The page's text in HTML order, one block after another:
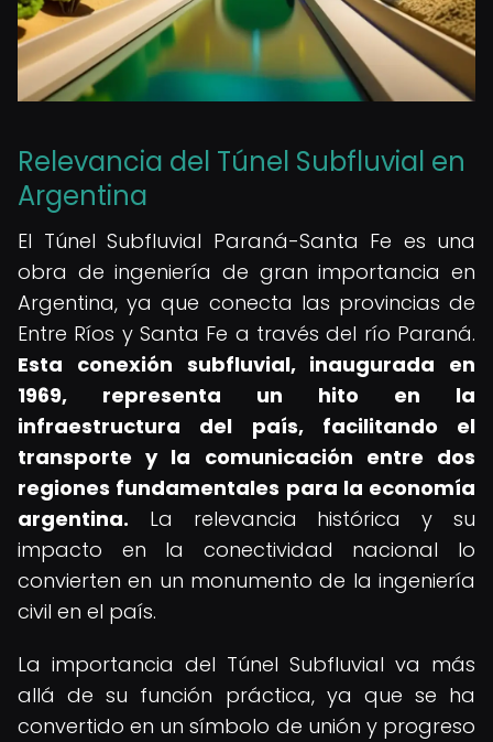
Relevancia del Túnel Subfluvial en
Argentina
El Túnel Subfluvial Paraná-Santa Fe es una
obra de ingeniería de gran importancia en
Argentina, ya que conecta las provincias de
Entre Ríos y Santa Fe a través del río Paraná.
Esta conexión subfluvial, inaugurada en
1969, representa un hito en la
infraestructura del país, facilitando el
transporte y la comunicación entre dos
regiones fundamentales para la economía
argentina. La relevancia histórica y su
impacto en la conectividad nacional lo
convierten en un monumento de la ingeniería
civil en el país.
La importancia del Túnel Subfluvial va más
allá de su función práctica, ya que se ha
convertido en un símbolo de unión y progreso